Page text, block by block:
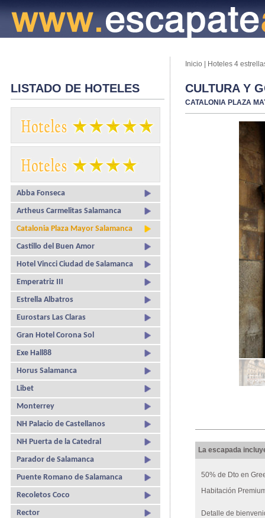
LISTADO DE HOTELES
Abba Fonseca
Artheus Carmelitas Salamanca
Catalonia Plaza Mayor Salamanca
Castillo del Buen Amor
Hotel Vincci Ciudad de Salamanca
Emperatriz III
Estrella Albatros
Eurostars Las Claras
Gran Hotel Corona Sol
Exe Hall88
Horus Salamanca
Libet
Monterrey
NH Palacio de Castellanos
NH Puerta de la Catedral
Parador de Salamanca
Puente Romano de Salamanca
Recoletos Coco
Rector
Inicio Hoteles 4
CULTURA Y
CATALONIA PLAZA
La escapada
50% de Dto en
Habitación
Detalle de